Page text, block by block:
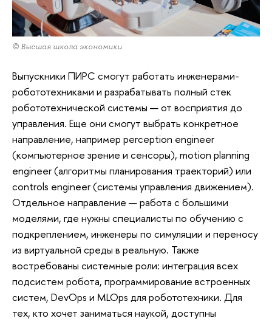
© Высшая школа экономики
Выпускники ПИРС смогут работать инженерами-
робототехниками и разрабатывать полный стек
робототехнической системы — от восприятия до
управления. Еще они смогут выбрать конкретное
направление, например perception engineer
(компьютерное зрение и сенсоры), motion planning
engineer (алгоритмы планирования траекторий) или
controls engineer (системы управления движением).
Отдельное направление — работа с большими
моделями, где нужны специалисты по обучению с
подкреплением, инженеры по симуляции и переносу
из виртуальной среды в реальную. Также
востребованы системные роли: интеграция всех
подсистем робота, программирование встроенных
систем, DevOps и MLOps для робототехники. Для
тех, кто хочет заниматься наукой, доступны